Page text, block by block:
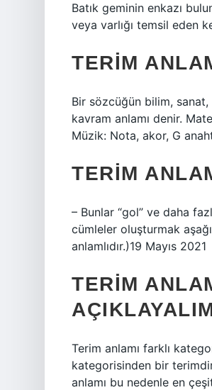
Batık geminin enkazı
veya varlığı temsil eden
TERIM
Bir sözcüğün bilim, sanat,
kavram anlamı denir.
Müzik: Nota, akor, G
TERIM
– Bunlar “gol” ve daha
cümleler oluşturmak
anlamlıdır.)19 Mayıs 2021
TERIM
Terim anlamı farklı
kategorisinden bir
anlamı bu nedenle en